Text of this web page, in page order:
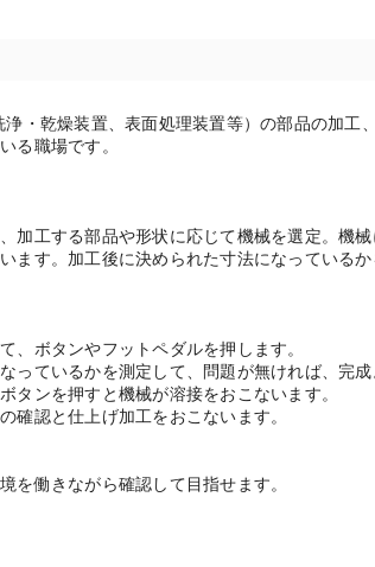
・乾燥装置、表面処理装置等）の部品の加工
る職場です。
加工する部品や形状に応じて機械を選定。機
ます。加工後に決められた寸法になっている
、ボタンやフットペダルを押します。
っているかを測定して、問題が無ければ、完成
タンを押すと機械が溶接をおこないます。
確認と仕上げ加工をおこないます。
を働きながら確認して目指せます。